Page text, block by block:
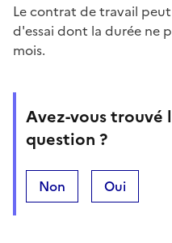
Le contrat de travail
d'essai dont la durée ne
mois.
Avez-vous trouvé
question ?
Non Oui